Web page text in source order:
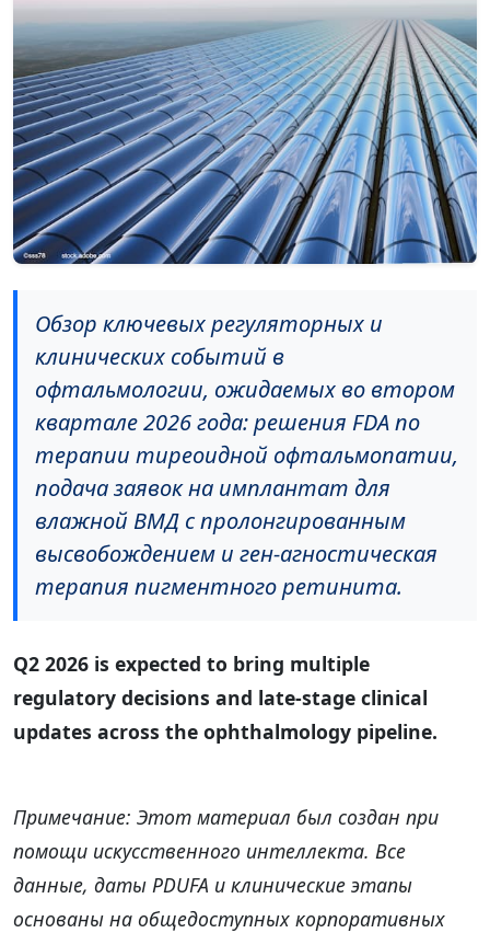
Обзор ключевых регуляторных и
клинических событий в
офтальмологии, ожидаемых во втором
квартале 2026 года: решения FDA по
терапии тиреоидной офтальмопатии,
подача заявок на имплантат для
влажной ВМД с пролонгированным
высвобождением и ген-агностическая
терапия пигментного ретинита.
Q2 2026 is expected to bring multiple
regulatory decisions and late-stage clinical
updates across the ophthalmology pipeline.
Примечание: Этот материал был создан при
помощи искусственного интеллекта. Все
данные, даты PDUFA и клинические этапы
основаны на общедоступных корпоративных